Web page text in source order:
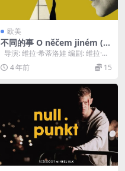
欧美
不同的事 O něčem jiném (1
963)
导演: 维拉·希蒂洛娃 编剧: 维拉·希
蒂洛娃 主演: Eva B...
4 年前 15